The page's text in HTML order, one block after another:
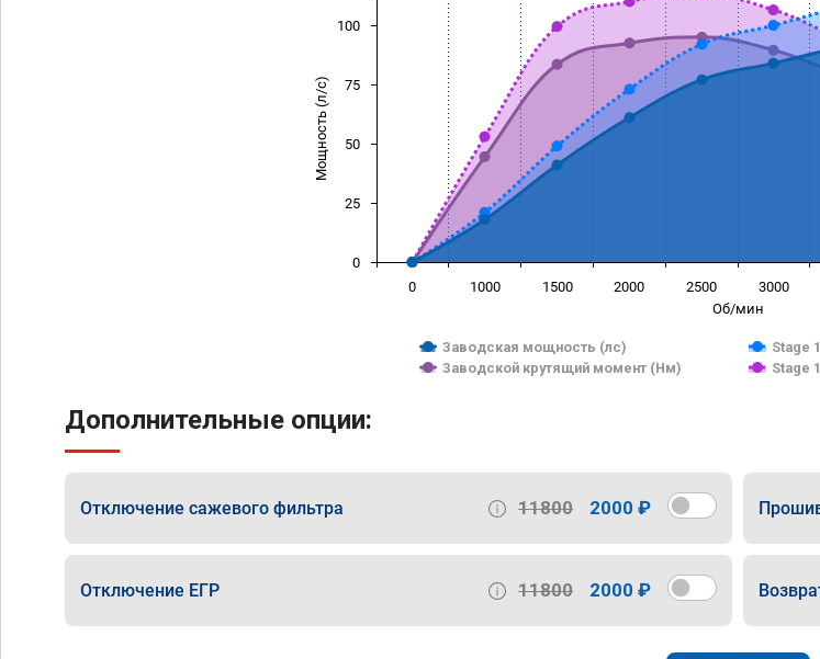
Об/мин
Мощность (л/с)
Заводская мощность (лс)
Stage
Заводской крутящий момент (Нм)
Stage
0 1000 1500 2000 2500 3000
0
25
50
75
100
Дополнительные опции:
Отключение сажевого фильтра 11800 2000 ₽
Отключение ЕГР 11800 2000 ₽